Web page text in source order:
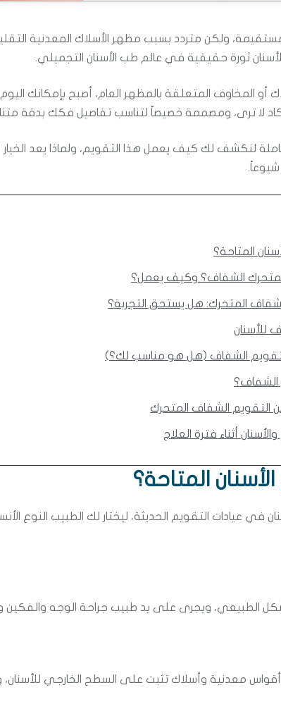
ولكن متردد بسبب مظهر الأسلاك المعدنية
ثورة حقيقية في عالم طب الأسنان التجميلي.
أو المخاوف المتعلقة بالمظهر العام، أصبح بإمكانك
لا ترى، ومصممة خصيصاً لتناسب تفاصيل فكك بدقة
لنكشف لك كيف يعمل هذا التقويم، ولماذا يعد الخيار
المتاحة؟
الشفاف؟ وكيف يعمل؟
المتحرك: هل يستحق التجربة؟
للأسنان
التقويم الشفاف (هل هو مناسب لك؟)
الشفاف؟
التقويم الشفاف المتحرك
أثناء فترة العلاج
المتاحة؟
في عيادات التقويم الحديثة، ليختار لك الطبيب النوع
الطبيعي، ويجرى على يد طبيب جراحة الوجه والفكين
معدنية وأسلاك تثبت على السطح الخارجي للأسنان،